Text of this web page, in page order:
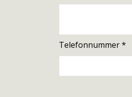
Telefonnummer